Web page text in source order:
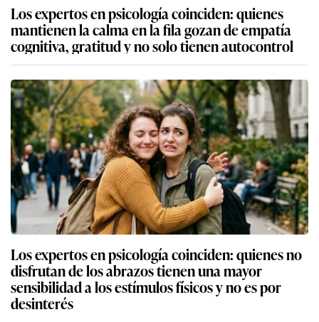
Los expertos en psicología coinciden: quienes
mantienen la calma en la fila gozan de empatía
cognitiva, gratitud y no solo tienen autocontrol
Los expertos en psicología coinciden: quienes no
disfrutan de los abrazos tienen una mayor
sensibilidad a los estímulos físicos y no es por
desinterés